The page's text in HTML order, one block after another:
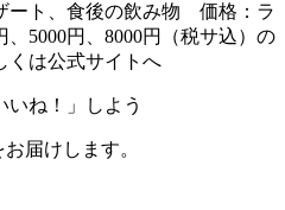
ート、食後の飲み物 価格：ラ
5000円、8000円（税サ込）の
くは公式サイトへ
いね！」しよう
届けします。